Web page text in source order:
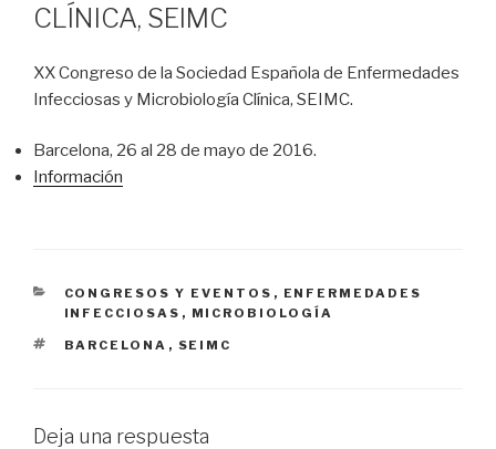
CLÍNICA, SEIMC
XX Congreso de la Sociedad Española de Enfermedades
Infecciosas y Microbiología Clínica, SEIMC.
Barcelona, 26 al 28 de mayo de 2016.
Información
CATEGORÍAS
CONGRESOS Y EVENTOS , ENFERMEDADES
INFECCIOSAS , MICROBIOLOGÍA
ETIQUETAS
BARCELONA , SEIMC
Deja una respuesta